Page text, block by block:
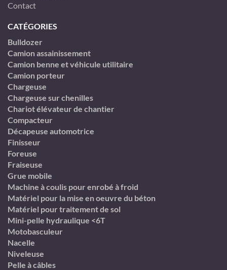
Contact
CATÉGORIES
Bulldozer
Camion assainissement
Camion benne et véhicule utilitaire
Camion porteur
Chargeuse
Chargeuse sur chenilles
Chariot élévateur de chantier
Compacteur
Décapeuse automotrice
Finisseur
Foreuse
Fraiseuse
Grue mobile
Machine à coulis pour enrobé à froid
Matériel pour la mise en oeuvre du béton
Matériel pour traitement de sol
Mini-pelle hydraulique <6T
Motobasculeur
Nacelle
Niveleuse
Pelle à câbles